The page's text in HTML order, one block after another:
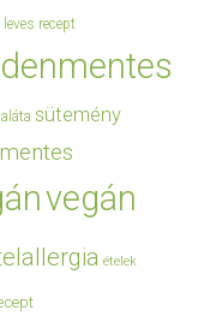
leves recept
sütemény
vegán
ételek